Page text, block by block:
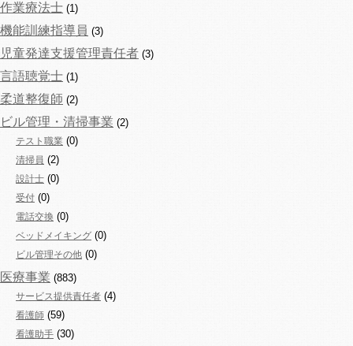
作業療法士 (1)
機能訓練指導員 (3)
児童発達支援管理責任者 (3)
言語聴覚士 (1)
柔道整復師 (2)
ビル管理・清掃事業 (2)
テスト職業 (0)
清掃員 (2)
設計士 (0)
受付 (0)
電話交換 (0)
ベッドメイキング (0)
ビル管理その他 (0)
医療事業 (883)
サービス提供責任者 (4)
看護師 (59)
看護助手 (30)